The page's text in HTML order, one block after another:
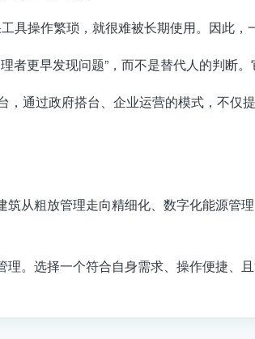
具操作繁琐，就很难被长期使用。因此，
者更早发现问题” ，而不是替代人的判断。
，通过政府搭台、企业运营的模式，不仅
从粗放管理走向精细化、数字化能源管
。选择一个符合自身需求、操作便捷、